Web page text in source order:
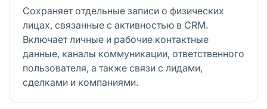
Сохраняет отдельные записи о физических
лицах, связанные с активностью в CRM.
Включает личные и рабочие контактные
данные, каналы коммуникации, ответственного
пользователя, а также связи с лидами,
сделками и компаниями.